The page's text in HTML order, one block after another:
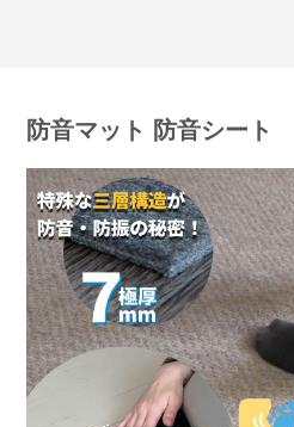
防音マット 防音シート